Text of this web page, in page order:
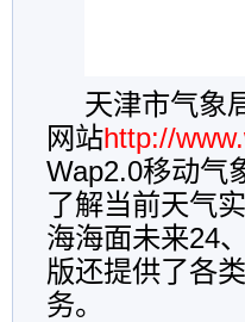
天津市气象
网站http://
Wap2.0移动气
了解当前天气
海海面未来24
版还提供了各
务。